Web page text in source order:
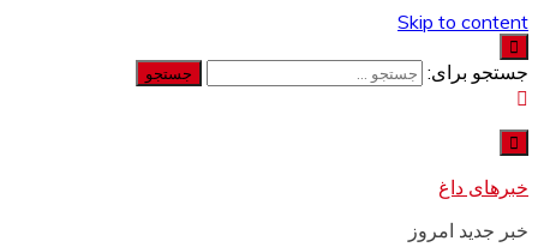
Skip to content
جستجو برای:
خبرهای داغ
خبر جدید امروز